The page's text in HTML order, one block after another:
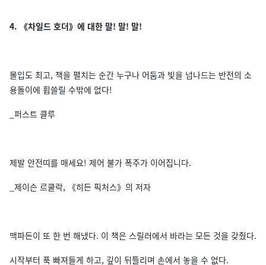
4. 《차일드 호더》에 대한 말! 말! 말!
몰입도 최고, 책을 펼치는 순간 누구나 어둠과 빛을 넘나드는 반전의 소
용돌이에 휩쓸릴 수밖에 없다!
_퍼스트 클루
제발 안전띠를 매세요! 제어 불가 폭주가 이어집니다.
_제이슨 르쿨락, 《히든 픽처스》의 저자
맥파든이 또 한 번 해냈다. 이 책은 스릴러에서 바라는 모든 것을 갖췄다.
시작부터 푹 빠져들게 하고, 깊이 뒤틀리며 손에서 놓을 수 없다.